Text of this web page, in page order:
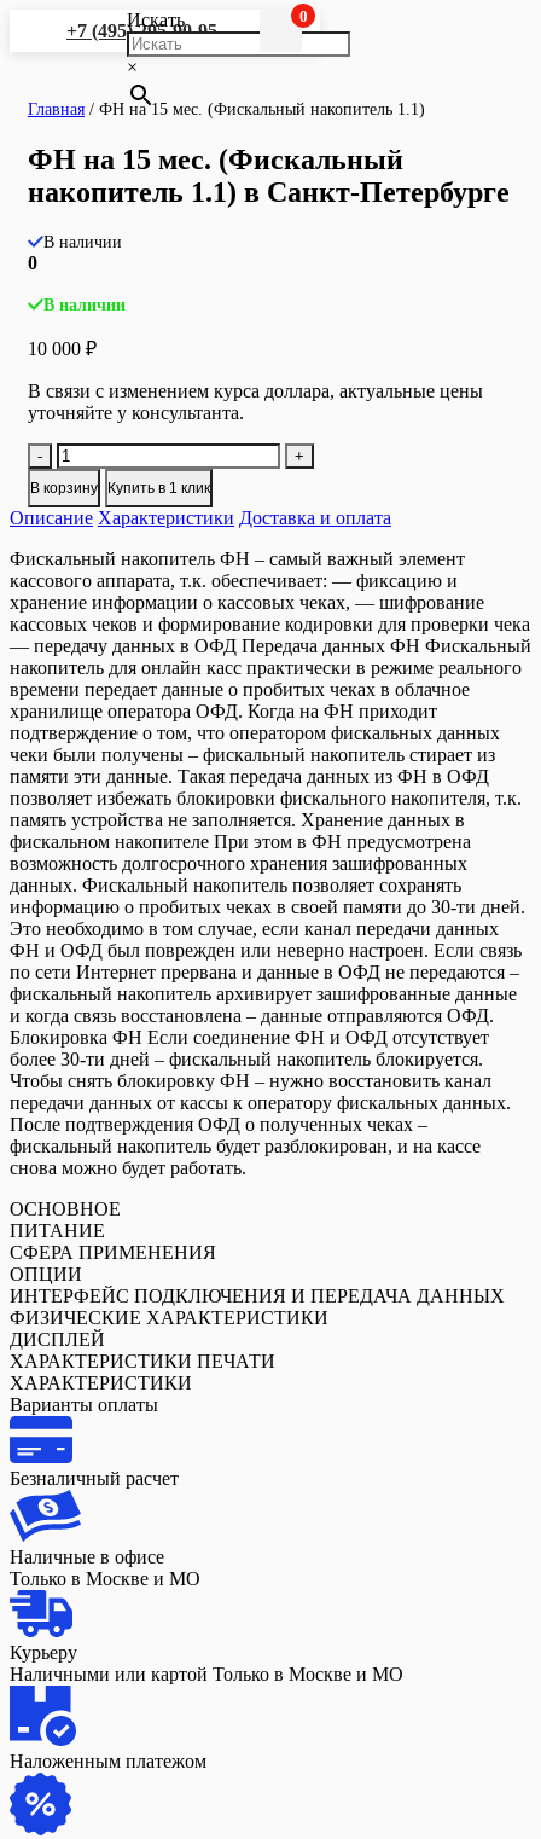
+7 (495) 295-90-95
Искать
×
0
Главная / ФН на 15 мес. (Фискальный накопитель 1.1)
ФН на 15 мес. (Фискальный
накопитель 1.1) в Санкт-Петербурге
В наличии
0
В наличии
10 000 ₽
В связи с изменением курса доллара, актуальные цены
уточняйте у консультанта.
-
Количество
товара
ФН
на
мес.
(Фискальный
накопитель
1.1)
+
В корзину Купить в 1 клик
Описание Характеристики Доставка и оплата
Фискальный накопитель ФН – самый важный элемент
кассового аппарата, т.к. обеспечивает: — фиксацию и
хранение информации о кассовых чеках, — шифрование
кассовых чеков и формирование кодировки для проверки чека
— передачу данных в ОФД Передача данных ФН Фискальный
накопитель для онлайн касс практически в режиме реального
времени передает данные о пробитых чеках в облачное
хранилище оператора ОФД. Когда на ФН приходит
подтверждение о том, что оператором фискальных данных
чеки были получены – фискальный накопитель стирает из
памяти эти данные. Такая передача данных из ФН в ОФД
позволяет избежать блокировки фискального накопителя, т.к.
память устройства не заполняется. Хранение данных в
фискальном накопителе При этом в ФН предусмотрена
возможность долгосрочного хранения зашифрованных
данных. Фискальный накопитель позволяет сохранять
информацию о пробитых чеках в своей памяти до 30-ти дней.
Это необходимо в том случае, если канал передачи данных
ФН и ОФД был поврежден или неверно настроен. Если связь
по сети Интернет прервана и данные в ОФД не передаются –
фискальный накопитель архивирует зашифрованные данные
и когда связь восстановлена – данные отправляются ОФД.
Блокировка ФН Если соединение ФН и ОФД отсутствует
более 30-ти дней – фискальный накопитель блокируется.
Чтобы снять блокировку ФН – нужно восстановить канал
передачи данных от кассы к оператору фискальных данных.
После подтверждения ОФД о полученных чеках –
фискальный накопитель будет разблокирован, и на кассе
снова можно будет работать.
ОСНОВНОЕ
ПИТАНИЕ
СФЕРА ПРИМЕНЕНИЯ
ОПЦИИ
ИНТЕРФЕЙС ПОДКЛЮЧЕНИЯ И ПЕРЕДАЧА ДАННЫХ
ФИЗИЧЕСКИЕ ХАРАКТЕРИСТИКИ
ДИСПЛЕЙ
ХАРАКТЕРИСТИКИ ПЕЧАТИ
ХАРАКТЕРИСТИКИ
Варианты оплаты
Безналичный расчет
Наличные в офисе
Только в Москве и МО
Курьеру
Наличными или картой Только в Москве и МО
Наложенным платежом